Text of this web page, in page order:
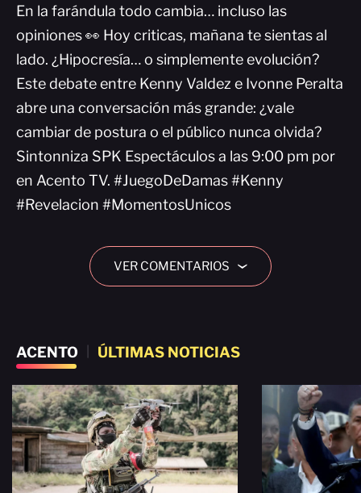
En la farándula todo cambia… incluso las
opiniones 👀 Hoy criticas, mañana te sientas al
lado. ¿Hipocresía… o simplemente evolución?
Este debate entre Kenny Valdez e Ivonne Peralta
abre una conversación más grande: ¿vale
cambiar de postura o el público nunca olvida?
Sintonniza SPK Espectáculos a las 9:00 pm por
en Acento TV. #JuegoDeDamas #Kenny
#Revelacion #MomentosUnicos
VER COMENTARIOS ›
ACENTO ÚLTIMAS NOTICIAS